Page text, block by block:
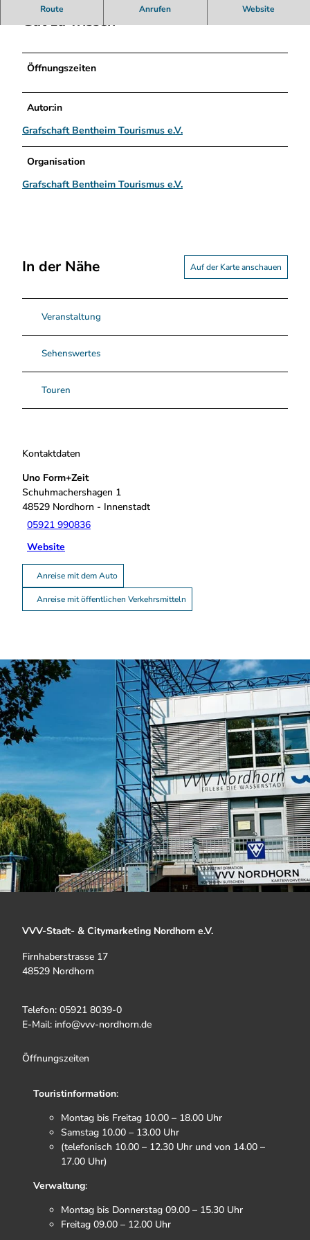
Route Anrufen Website
Gut zu wissen
Öffnungszeiten
Autor:in
Grafschaft Bentheim Tourismus e.V.
Organisation
Grafschaft Bentheim Tourismus e.V.
In der Nähe Auf der Karte anschauen
Veranstaltung
Sehenswertes
Touren
Kontaktdaten
Uno Form+Zeit
Schuhmachershagen 1
48529 Nordhorn - Innenstadt
05921 990836
Website
Anreise mit dem Auto
Anreise mit öffentlichen Verkehrsmitteln
VVV-Stadt- & Citymarketing Nordhorn e.V.
Firnhaberstrasse 17
48529 Nordhorn
Telefon: 05921 8039-0
E-Mail: info@vvv-nordhorn.de
Öffnungszeiten
Touristinformation:
Montag bis Freitag 10.00 – 18.00 Uhr
Samstag 10.00 – 13.00 Uhr
(telefonisch 10.00 – 12.30 Uhr und von 14.00 –
17.00 Uhr)
Verwaltung:
Montag bis Donnerstag 09.00 – 15.30 Uhr
Freitag 09.00 – 12.00 Uhr